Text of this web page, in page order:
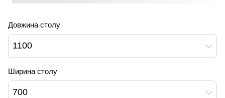
Довжина столу
1100
Ширина столу
700